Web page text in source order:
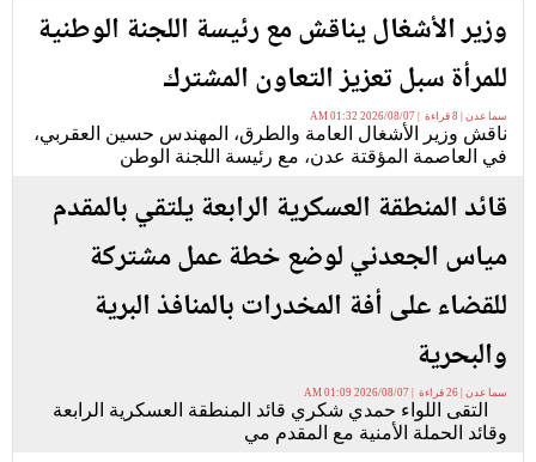
وزير الأشغال يناقش مع رئيسة اللجنة الوطنية
للمرأة سبل تعزيز التعاون المشترك
سما عدن | 8 قراءة | 2026/08/07 01:32 AM
ناقش وزير الأشغال العامة والطرق، المهندس حسين العقربي،
في العاصمة المؤقتة عدن، مع رئيسة اللجنة الوطن
قائد المنطقة العسكرية الرابعة يلتقي بالمقدم
مياس الجعدني لوضع خطة عمل مشتركة
للقضاء على أفة المخدرات بالمنافذ البرية
والبحرية
سما عدن | 26 قراءة | 2026/08/07 01:09 AM
التقى اللواء حمدي شكري قائد المنطقة العسكرية الرابعة
وقائد الحملة الأمنية مع المقدم مي